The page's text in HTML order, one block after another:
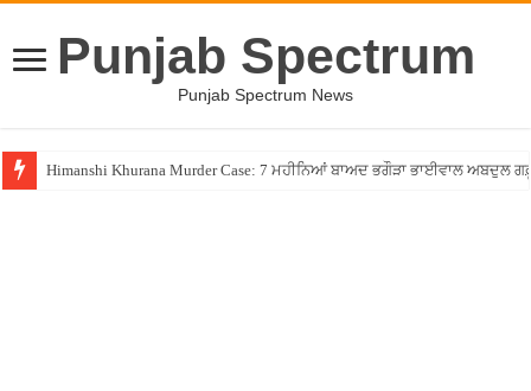
Punjab Spectrum
Punjab Spectrum News
Himanshi Khurana Murder Case: 7 ਮਹੀਨਿਆਂ ਬਾਅਦ ਭਗੌੜਾ ਭਾਈਵਾਲ ਅਬਦੁਲ